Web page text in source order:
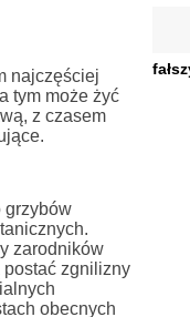
najczęściej
tym może żyć
z czasem
grzybów
zarodników
zgnilizny
obecnych